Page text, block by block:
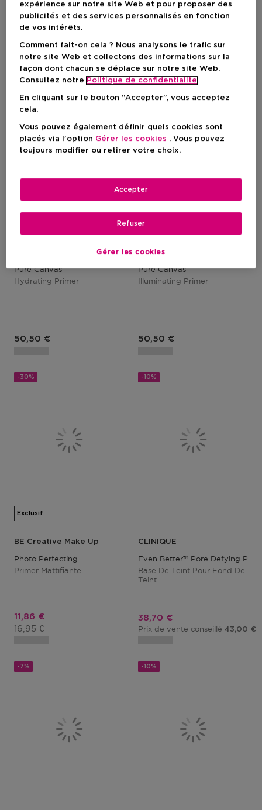
65,54 €
1
50,50 €
Pure Canvas
Hydrating Primer
50,50 €
Nouveau
LAURA MERCIER
Pure Canvas
Illuminating Primer
50,50 €
-30%
Exclusif
BE Creative Make Up
Photo Perfecting
Primer Mattifiante
Prix promotionnel
11,86 €
Prix du produit
16,95 €
-10%
CLINIQUE
Even Better™ Pore Defying
Base De Teint Pour Fond De
Teint
Prix promotionnel
38,70 €
Prix de vente conseillé 43,00 €
-7% -10%
expérience sur notre site Web et pour proposer des
publicités et des services personnalisés en fonction
de vos intérêts.
Comment fait-on cela ? Nous analysons le trafic sur
notre site Web et collectons des informations sur la
façon dont chacun se déplace sur notre site Web.
Consultez notre Politique de confidentialite
En cliquant sur le bouton “Accepter”, vous acceptez
cela.
Vous pouvez également définir quels cookies sont
placés via l'option Gérer les cookies . Vous pouvez
toujours modifier ou retirer votre choix.
Gérer les cookies
Refuser
Accepter